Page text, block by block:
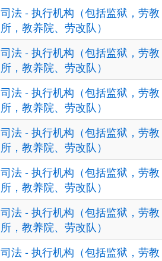
司法 - 执行机构（包括监狱，劳教
所，教养院、劳改队）
司法 - 执行机构（包括监狱，劳教
所，教养院、劳改队）
司法 - 执行机构（包括监狱，劳教
所，教养院、劳改队）
司法 - 执行机构（包括监狱，劳教
所，教养院、劳改队）
司法 - 执行机构（包括监狱，劳教
所，教养院、劳改队）
司法 - 执行机构（包括监狱，劳教
所，教养院、劳改队）
司法 - 执行机构（包括监狱，劳教